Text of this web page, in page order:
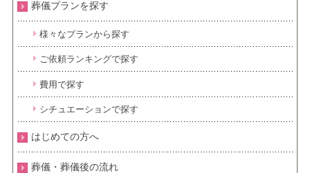
葬儀プランを探す
様々なプランから探す
ご依頼ランキングで探す
費用で探す
シチュエーションで探す
はじめての方へ
葬儀・葬儀後の流れ